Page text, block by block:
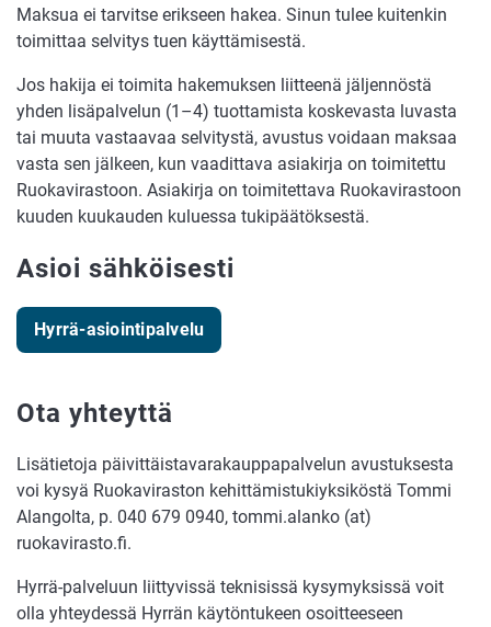
Maksua ei tarvitse erikseen hakea. Sinun tulee kuitenkin
toimittaa selvitys tuen käyttämisestä.
Jos hakija ei toimita hakemuksen liitteenä jäljennöstä
yhden lisäpalvelun (1–4) tuottamista koskevasta luvasta
tai muuta vastaavaa selvitystä, avustus voidaan maksaa
vasta sen jälkeen, kun vaadittava asiakirja on toimitettu
Ruokavirastoon. Asiakirja on toimitettava Ruokavirastoon
kuuden kuukauden kuluessa tukipäätöksestä.
Asioi sähköisesti
Hyrrä-asiointipalvelu
Ota yhteyttä
Lisätietoja päivittäistavarakauppapalvelun avustuksesta
voi kysyä Ruokaviraston kehittämistukiyksiköstä Tommi
Alangolta, p. 040 679 0940, tommi.alanko (at)
ruokavirasto.fi.
Hyrrä-palveluun liittyvissä teknisissä kysymyksissä voit
olla yhteydessä Hyrrän käytöntukeen osoitteeseen